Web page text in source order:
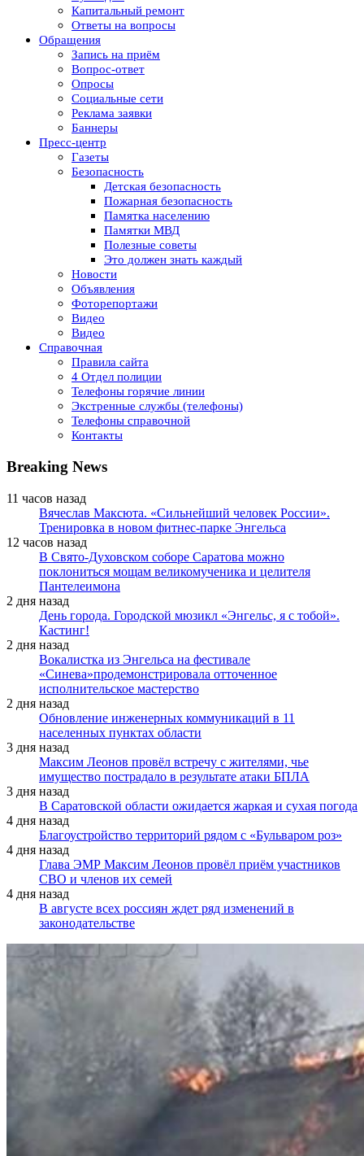
Капитальный ремонт
Ответы на вопросы
Обращения
Запись на приём
Вопрос-ответ
Опросы
Социальные сети
Реклама заявки
Баннеры
Пресс-центр
Газеты
Безопасность
Детская безопасность
Пожарная безопасность
Памятка населению
Памятки МВД
Полезные советы
Это должен знать каждый
Новости
Объявления
Фоторепортажи
Видео
Видео
Справочная
Правила сайта
4 Отдел полиции
Телефоны горячие линии
Экстренные службы (телефоны)
Телефоны справочной
Контакты
Breaking News
11 часов назад
Вячеслав Максюта. «Сильнейший человек России».
Тренировка в новом фитнес-парке Энгельса
12 часов назад
В Свято-Духовском соборе Саратова можно
поклониться мощам великомученика и целителя
Пантелеимона
2 дня назад
День города. Городской мюзикл «Энгельс, я с тобой».
Кастинг!
2 дня назад
Вокалистка из Энгельса на фестивале
«Синева»продемонстрировала отточенное
исполнительское мастерство
2 дня назад
Обновление инженерных коммуникаций в 11
населенных пунктах области
3 дня назад
Максим Леонов провёл встречу с жителями, чье
имущество пострадало в результате атаки БПЛА
3 дня назад
В Саратовской области ожидается жаркая и сухая погода
4 дня назад
Благоустройство территорий рядом с «Бульваром роз»
4 дня назад
Глава ЭМР Максим Леонов провёл приём участников
СВО и членов их семей
4 дня назад
В августе всех россиян ждет ряд изменений в
законодательстве